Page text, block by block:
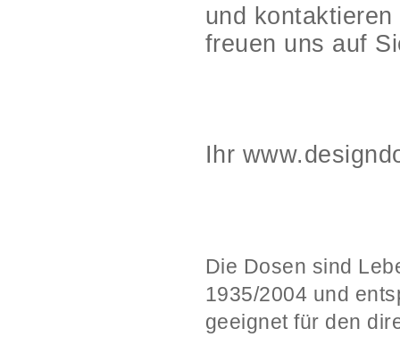
und
freuen uns auf
Ihr
Die Dosen sind
1935/2004 und
geeignet für den